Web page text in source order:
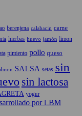
berenjena calabacin carne
hierbas huevo jamón limon
pimiento pollo queso
SALSA setas sin
sin lactosa
yogur
por LBM